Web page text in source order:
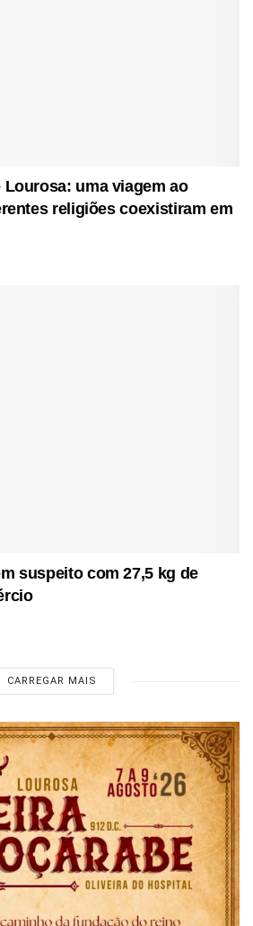
Lourosa: uma viagem ao
religiões coexistiram em
suspeito com 27,5 kg de
CARREGAR MAIS